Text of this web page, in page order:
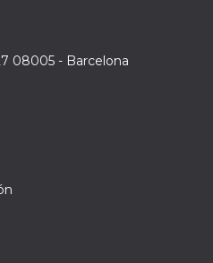
08005 - Barcelona